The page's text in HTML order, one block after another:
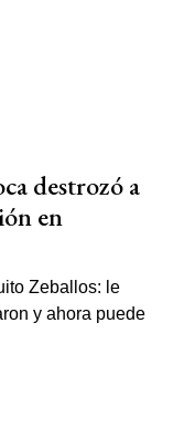
destrozó a
en